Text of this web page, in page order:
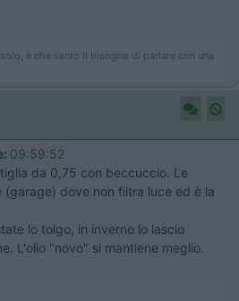
è che sento il bisogno di parlare con una
09:59:52
da 0,75 con beccuccio. Le
(garage) dove non filtra luce ed è la
lo tolgo, in inverno lo lascio
L'olio "novo" si mantiene meglio.